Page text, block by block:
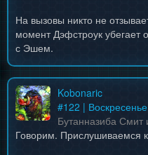
На вызовы никто не
момент Дэфстроук убегает
с Эшем.
Kobonaric
#122 |
Бутанназиба Смит
Говорим. Прислушиваемся